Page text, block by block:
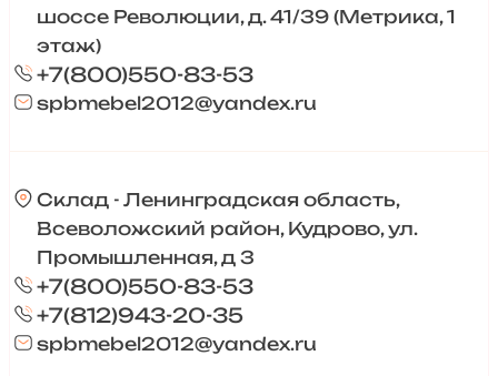
шоссе Революции, д. 41/39 (Метрика, 1
этаж)
+7(800)550-83-53
spbmebel2012@yandex.ru
Склад - Ленинградская область,
Всеволожский район, Кудрово, ул.
Промышленная, д 3
+7(800)550-83-53
+7(812)943-20-35
spbmebel2012@yandex.ru